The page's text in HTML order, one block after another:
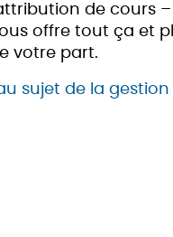
de cours –
offre tout ça et
votre part.
sujet de la gestion